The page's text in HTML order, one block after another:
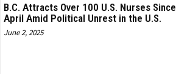
B.C. Attracts Over 100 U.S. Nurses Since
April Amid Political Unrest in the U.S.
June 2, 2025